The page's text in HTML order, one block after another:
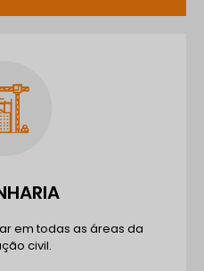
em todas as áreas da
civil.